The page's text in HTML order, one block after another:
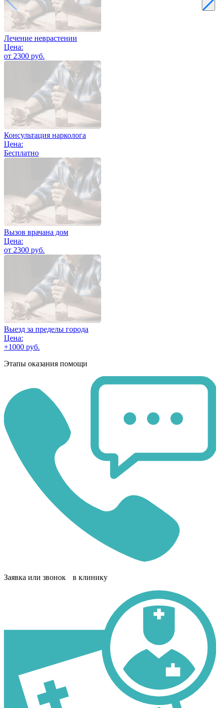
Лечение неврастении
Цена:
от 2300 руб.
Консультация нарколога
Цена:
Бесплатно
Вызов врачана дом
Цена:
от 2300 руб.
Выезд за пределы города
Цена:
+1000 руб.
Этапы оказания помощи
Заявка или звонок в клинику